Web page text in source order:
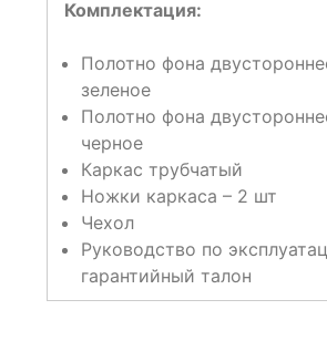
Комплектация:
Полотно фона
зеленое
Полотно фона
черное
Каркас трубчатый
Ножки каркаса – 2 шт
Чехол
Руководство по
гарантийный талон